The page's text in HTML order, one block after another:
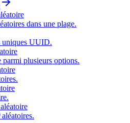
dans une plage.
uniques UUID.
plusieurs options.
aléatoires.